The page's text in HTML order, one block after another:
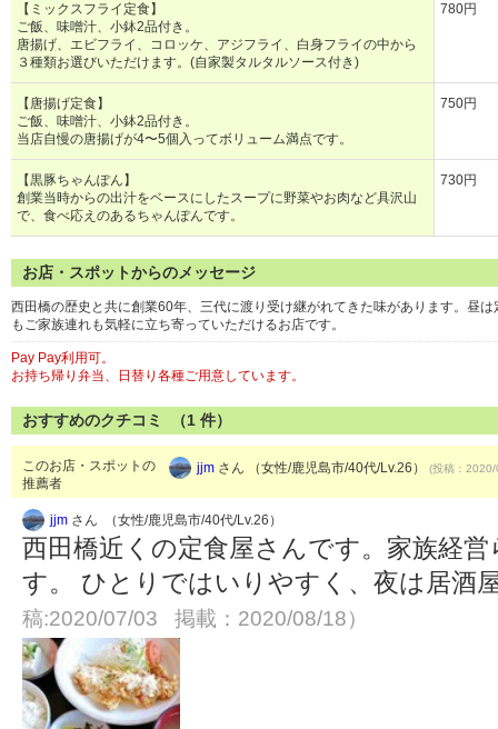
【ミックスフライ定食】
ご飯、味噌汁、小鉢2品付き。
唐揚げ、エビフライ、コロッケ、アジフライ、白身フライの中から
３種類お選びいただけます。(自家製タルタルソース付き)
780円
【唐揚げ定食】
ご飯、味噌汁、小鉢2品付き。
当店自慢の唐揚げが4〜5個入ってボリューム満点です。
750円
【黒豚ちゃんぽん】
創業当時からの出汁をベースにしたスープに野菜やお肉など具沢山
で、食べ応えのあるちゃんぽんです。
730円
お店・スポットからのメッセージ
西田橋の歴史と共に創業60年、三代に渡り受け継がれてきた味があります。昼
もご家族連れも気軽に立ち寄っていただけるお店です。
Pay Pay利用可。
お持ち帰り弁当、日替り各種ご用意しています。
おすすめのクチコミ （1 件）
このお店・スポットの
推薦者
jjm さん （女性/鹿児島市/40代/Lv.26） (投稿：
jjm さん （女性/鹿児島市/40代/Lv.26）
西田橋近くの定食屋さんです。家族経
す。 ひとりではいりやすく、夜は居酒
稿:2020/07/03 掲載：2020/08/18）